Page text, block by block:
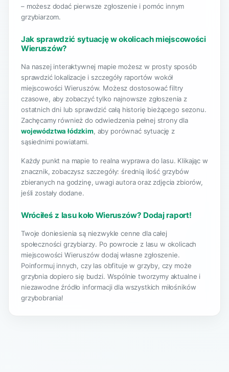
– możesz dodać pierwsze zgłoszenie i pomóc innym
grzybiarzom.
Jak sprawdzić sytuację w okolicach miejscowości
Wieruszów?
Na naszej interaktywnej mapie możesz w prosty sposób
sprawdzić lokalizacje i szczegóły raportów wokół
miejscowości Wieruszów. Możesz dostosować filtry
czasowe, aby zobaczyć tylko najnowsze zgłoszenia z
ostatnich dni lub sprawdzić całą historię bieżącego sezonu.
Zachęcamy również do odwiedzenia pełnej strony dla
województwa łódzkim, aby porównać sytuację z
sąsiednimi powiatami.
Każdy punkt na mapie to realna wyprawa do lasu. Klikając w
znacznik, zobaczysz szczegóły: średnią ilość grzybów
zbieranych na godzinę, uwagi autora oraz zdjęcia zbiorów,
jeśli zostały dodane.
Wróciłeś z lasu koło Wieruszów? Dodaj raport!
Twoje doniesienia są niezwykle cenne dla całej
społeczności grzybiarzy. Po powrocie z lasu w okolicach
miejscowości Wieruszów dodaj własne zgłoszenie.
Poinformuj innych, czy las obfituje w grzyby, czy może
grzybnia dopiero się budzi. Wspólnie tworzymy aktualne i
niezawodne źródło informacji dla wszystkich miłośników
grzybobrania!